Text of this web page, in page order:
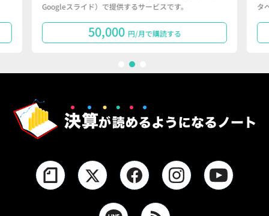
Googleスライド）で提供するサービスです。
50,000 円/月で購読する
タ